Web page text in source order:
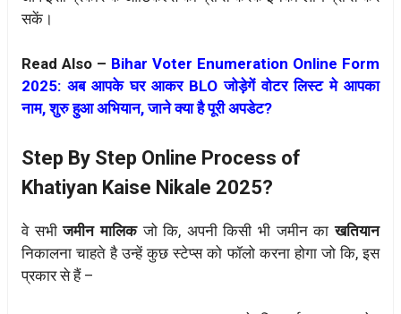
सकें।
Read Also – Bihar Voter Enumeration Online Form
2025: अब आपके घर आकर BLO जोड़ेगें वोटर लिस्ट मे आपका
नाम, शुरु हुआ अभियान, जाने क्या है पूरी अपडेट?
Step By Step Online Process of
Khatiyan Kaise Nikale 2025?
वे सभीजमीन मालिकजो कि, अपनी किसी भी जमीन काखतियान
निकालना चाहते है उन्हें कुछ स्टेप्स को फॉलो करना होगा जो कि, इस
प्रकार से हैं –